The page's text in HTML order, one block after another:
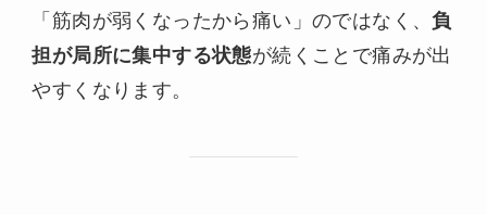
「筋肉が弱くなったから痛い」のではなく、負
担が局所に集中する状態が続くことで痛みが出
やすくなります。